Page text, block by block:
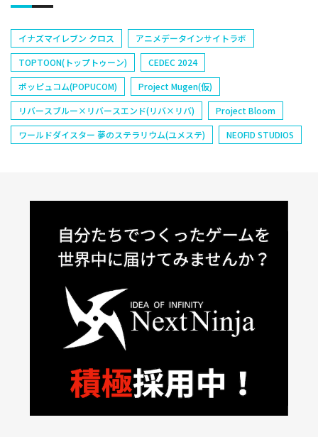
イナズマイレブン クロス
アニメデータインサイトラボ
TOPTOON(トップトゥーン)
CEDEC 2024
ポッピュコム(POPUCOM)
Project Mugen(仮)
リバースブルー×リバースエンド(リバ×リバ)
Project Bloom
ワールドダイスター 夢のステラリウム(ユメステ)
NEOFID STUDIOS